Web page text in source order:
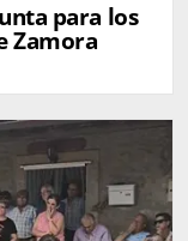
para los
Zamora